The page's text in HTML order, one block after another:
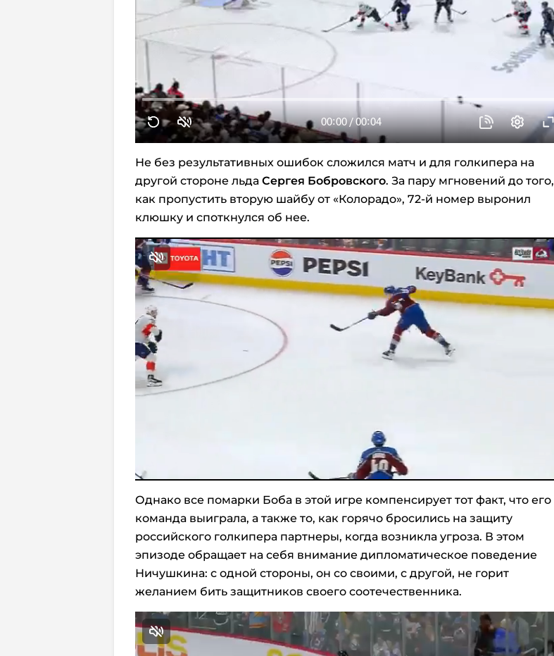
Не без результативных ошибок сложился матч и для голкипера на
другой стороне льда Сергея Бобровского. За пару мгновений до того,
как пропустить вторую шайбу от «Колорадо», 72-й номер выронил
клюшку и споткнулся об нее.
Однако все помарки Боба в этой игре компенсирует тот факт, что его
команда выиграла, а также то, как горячо бросились на защиту
российского голкипера партнеры, когда возникла угроза. В этом
эпизоде обращает на себя внимание дипломатическое поведение
Ничушкина: с одной стороны, он со своими, с другой, не горит
желанием бить защитников своего соотечественника.